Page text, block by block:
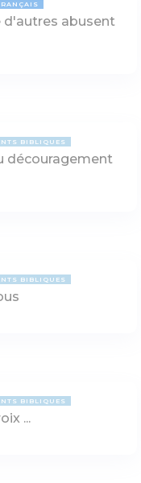
abusent
BIBLIQUES
découragement
BIBLIQUES
BIBLIQUES
...